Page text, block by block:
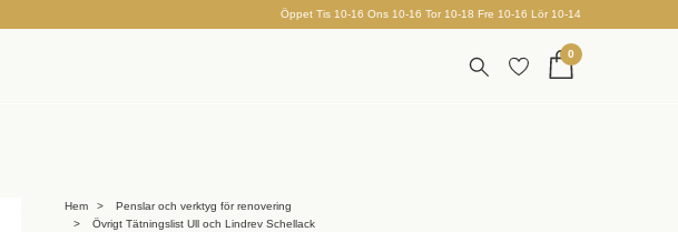
Öppet Tis 10-16 Ons 10-16 Tor 10-18 Fre 10-16 Lör 10-14
0
Hem
Penslar och verktyg för renovering
Övrigt Tätningslist Ull och Lindrev Schellack